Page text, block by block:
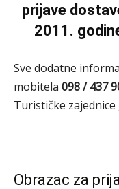
prijave
2011.
Sve dodatne
mobitela 098 / 437
Turističke zajednice
Obrazac za